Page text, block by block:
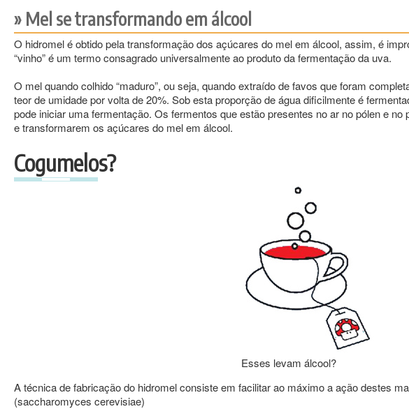
Mel se transformando em álcool
O hidromel é obtido pela transformação dos açúcares do mel em álcool, assim, é
“vinho” é um termo consagrado universalmente ao produto da fermentação da uva.
O mel quando colhido “maduro”, ou seja, quando extraído de favos que foram
teor de umidade por volta de 20%. Sob esta proporção de água dificilmente é
pode iniciar uma fermentação. Os fermentos que estão presentes no ar no pólen e
e transformarem os açúcares do mel em álcool.
Cogumelos?
Esses levam álcool?
A técnica de fabricação do hidromel consiste em facilitar ao máximo a ação destes
(saccharomyces cerevisiae)